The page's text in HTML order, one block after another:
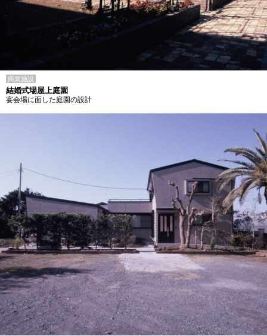
商業施設
結婚式場屋上庭園
宴会場に面した庭園の設計